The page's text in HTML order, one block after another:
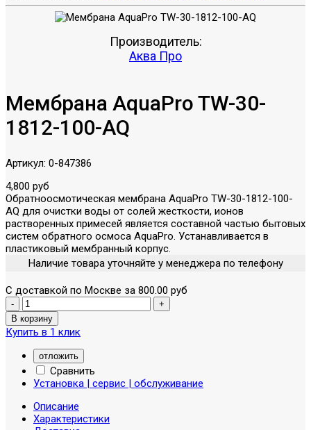
Производитель:
Аква Про
Мембрана AquaPro TW-30-
1812-100-AQ
Артикул: 0-847386
4,800 руб
Обратноосмотическая мембрана AquaPro TW-30-1812-100-
AQ для очистки воды от солей жесткости, ионов
растворенных примесей является составной частью бытовых
систем обратного осмоса AquaPro. Устанавливается в
пластиковый мембранный корпус.
Наличие товара уточняйте у менеджера по телефону
С доставкой по Москве за 800.00 руб
Купить в 1 клик
отложить
Сравнить
Установка | сервис | обслуживание
Описание
Характеристики